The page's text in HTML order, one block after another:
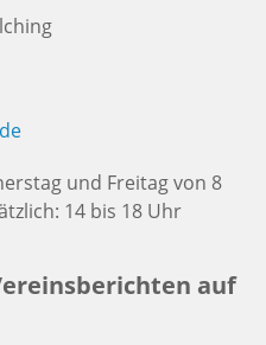
und Freitag von 8
14 bis 18 Uhr
auf